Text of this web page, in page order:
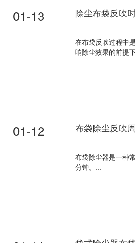
01-13 除尘布袋反吹
在布袋反吹过程中
响除尘效果的前提
01-12 布袋除尘反吹
布袋除尘器是一种
分钟。...